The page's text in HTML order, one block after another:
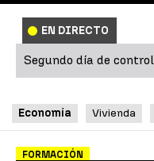
EN DIRECTO
Segundo día de
Economía Vivienda
FORMACIÓN